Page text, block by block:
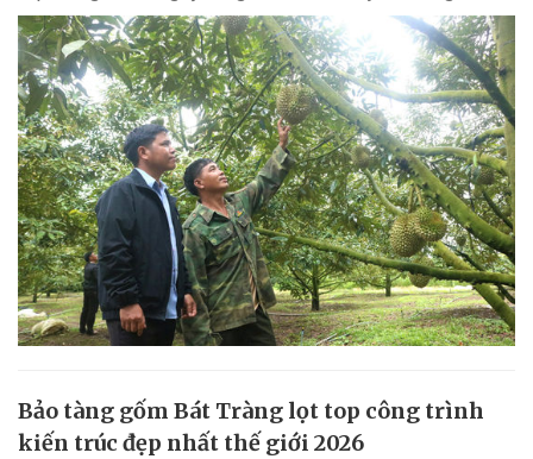
Bảo tàng gốm Bát Tràng lọt top công trình
kiến trúc đẹp nhất thế giới 2026